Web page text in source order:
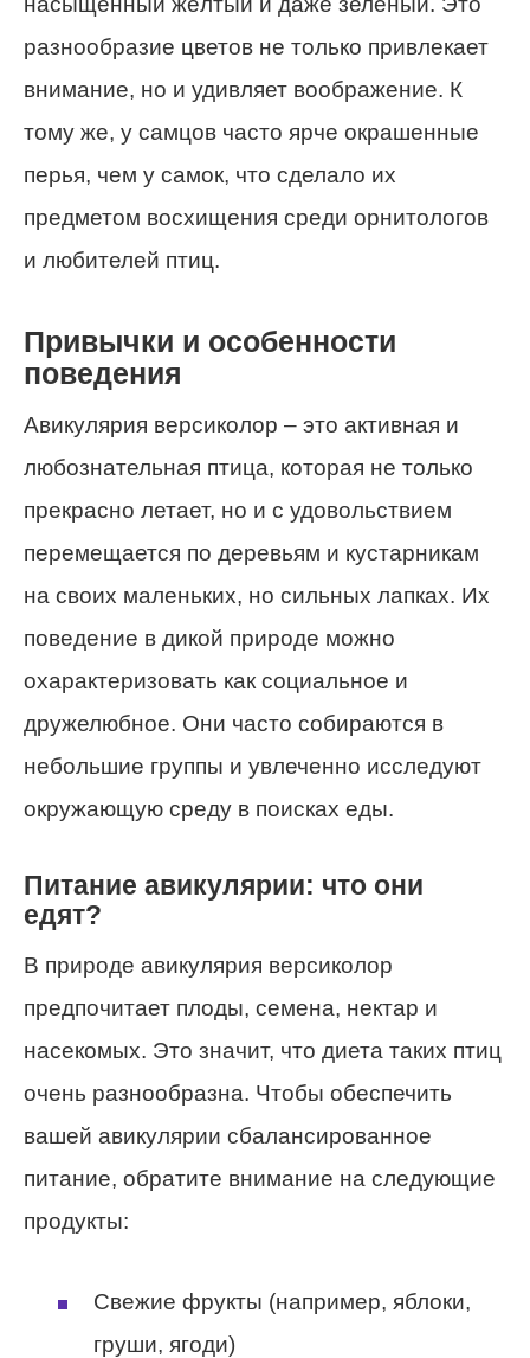
разнообразие цветов не только привлекает
внимание, но и удивляет воображение. К
тому же, у самцов часто ярче окрашенные
перья, чем у самок, что сделало их
предметом восхищения среди орнитологов
и любителей птиц.
Привычки и особенности
поведения
Авикулярия версиколор – это активная и
любознательная птица, которая не только
прекрасно летает, но и с удовольствием
перемещается по деревьям и кустарникам
на своих маленьких, но сильных лапках. Их
поведение в дикой природе можно
охарактеризовать как социальное и
дружелюбное. Они часто собираются в
небольшие группы и увлеченно исследуют
окружающую среду в поисках еды.
Питание авикулярии: что они
едят?
В природе авикулярия версиколор
предпочитает плоды, семена, нектар и
насекомых. Это значит, что диета таких птиц
очень разнообразна. Чтобы обеспечить
вашей авикулярии сбалансированное
питание, обратите внимание на следующие
продукты:
Свежие фрукты (например, яблоки,
груши, ягоди)